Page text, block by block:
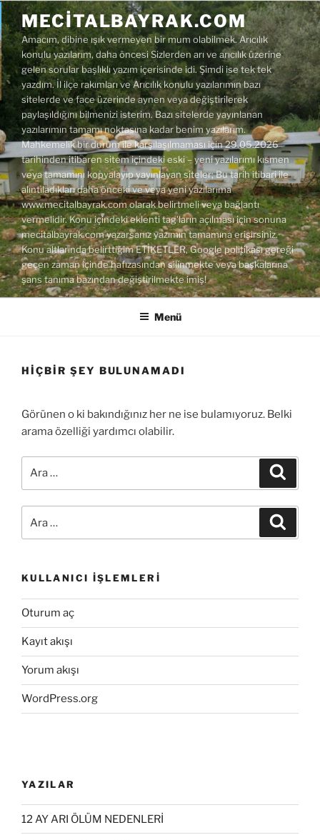
İçeriğe
geç MECITALBAYRAK.COM
Amacım, dibine ışık vermeyen bir mum olabilmek. Arıcılık
konulu yazılarım, daha öncesi Sizlerden arı ve arıcılık üzerine
gelen sorular başlıklı yazım içerisinde idi. Şimdi ise tek tek
yazdım. İl ilçe rakımları ve Arıcılık konulu yazılarımın bazı
sitelerde ve face üzerinde aynen veya değiştirilerek
paylaşıldığını bilmenizi isterim. Bazı sitelerde yayınlanan
yazılarımın tamamı noktasına kadar benim yazılarım.
Mahkemelik bir durum ile karşılaşılmaması için 29.05.2026
tarihinden itibaren sitem içindeki eski – yeni yazılarımı kısmen
veya tamamını kopyalayıp yayınlayan siteler; Bu tarih itibari ile
alıntıladıkları daha önceki ve veya yeni yazılarıma
www.mecitalbayrak.com olarak belirtmeli veya bağlantı
vermelidir. Konu içindeki eklenti tag'ların açılması için sonuna
mecitalbayrak.com yazarsanız yazımın tamamına erişirsiniz.
Konu altlarında belirttiğim ETİKETLER, Google politikası gereği
geçen zaman içinde hafızasından silinmekte veya başkalarına
şans tanıma bazından değiştirilmekte imiş!
Menü
HIÇBIR ŞEY BULUNAMADI
Görünen o ki bakındığınız her ne ise bulamıyoruz. Belki
arama özelliği yardımcı olabilir.
KULLANICI İŞLEMLERI
Oturum aç
Kayıt akışı
Yorum akışı
WordPress.org
YAZILAR
12 AY ARI ÖLÜM NEDENLERİ